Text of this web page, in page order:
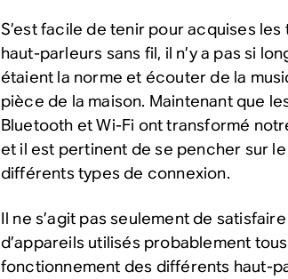
S’est facile de tenir pour acquises
haut-parleurs sans fil, il n’y a pas si
étaient la norme et écouter de la
pièce de la maison. Maintenant que
Bluetooth et Wi-Fi ont transformé
et il est pertinent de se pencher sur
différents types de connexion.
Il ne s’agit pas seulement de
d’appareils utilisés probablement
fonctionnement des différents haut-